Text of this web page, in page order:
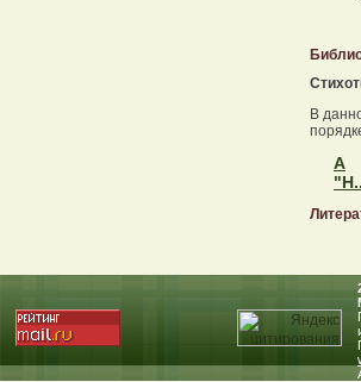
В
А
"Н..